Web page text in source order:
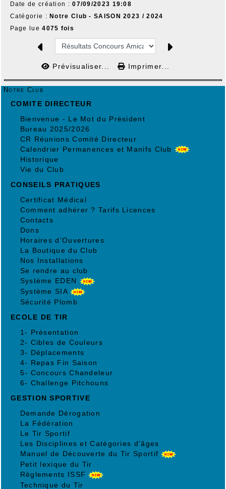
Notre Club
COMITE DIRECTEUR
Bienvenue - Le Mot du Président
Bureau 2025/2026
CR Réunions Comité Directeur
Calendrier Permanences et Manifs Club
Historique
Vie du Club
CONSEILS PRATIQUES
Certificat Médical
Comment adhérer ? Tarifs Licences
Contacts
Dons
Horaires d'Ouvertures
La Boutique du Club
Nos Installations
Se rendre au club
Système EDEN
Système SIA
Sécurité Plomb
ECOLE DE TIR
1- Présentation
2- Cibles de Couleurs
3- Déplacements
4- Repas Fin Saison
5- Concours Chandeleur
6- Challenge Pitchouns
GESTION SPORTIVE
Demande Dérogation
La Fédération
Le Tir Sportif
Les Disciplines et Catégories d'âges
Manuel de Découverte du Tir Sportif
Petit lexique du Tir
Règlements ISSF
Technique du Tir
Date de création :07/09/2023 19:08
Catégorie :Notre Club - SAISON 2023 / 2024
Page lue4075 fois
Prévisualiser... Imprimer...